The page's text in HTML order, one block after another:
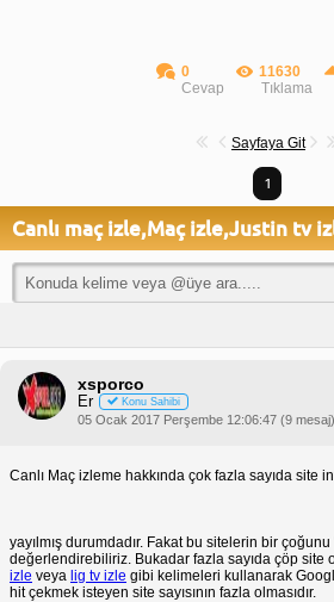
0
Cevap
11630
Tıklama
Sayfaya Git
1
Canlı maç izle,Maç izle,Justin tv
xsporco
Er Konu Sahibi
05 Ocak 2017 Perşembe 12:06:47 (9 mesaj)
Canlı Maç izleme hakkında çok fazla sayıda site
yayılmış durumdadır. Fakat bu sitelerin bir
değerlendirebiliriz. Bukadar fazla sayıda çöp site
izle veya lig tv izle gibi kelimeleri kullanarak
hit çekmek isteyen site sayısının fazla olmasıdır.